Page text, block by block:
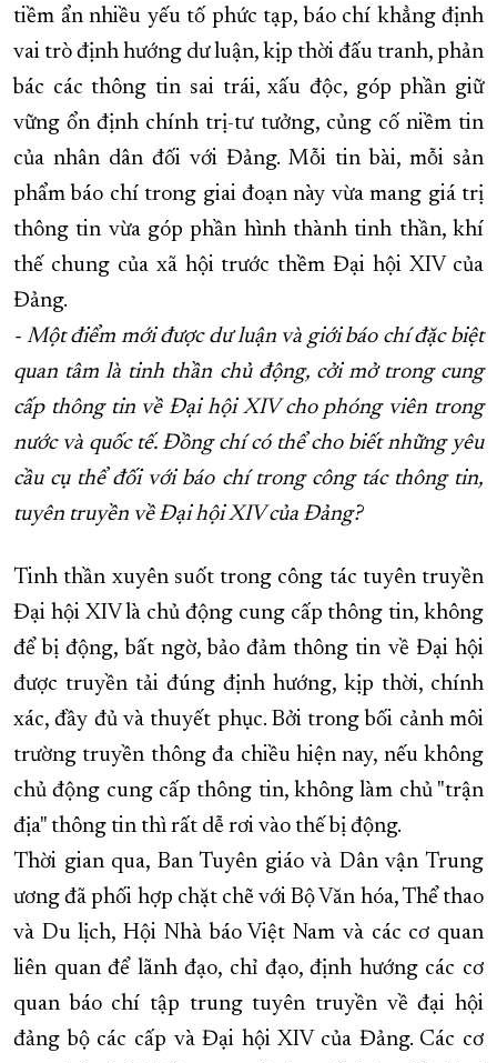
tiềm ẩn nhiều yếu tố phức tạp, báo chí khẳng định
vai trò định hướng dư luận, kịp thời đấu tranh, phản
bác các thông tin sai trái, xấu độc, góp phần giữ
vững ổn định chính trị-tư tưởng, củng cố niềm tin
của nhân dân đối với Đảng. Mỗi tin bài, mỗi sản
phẩm báo chí trong giai đoạn này vừa mang giá trị
thông tin vừa góp phần hình thành tinh thần, khí
thế chung của xã hội trước thềm Đại hội XIV của
Đảng.
- Một điểm mới được dư luận và giới báo chí đặc biệt
quan tâm là tinh thần chủ động, cởi mở trong cung
cấp thông tin về Đại hội XIV cho phóng viên trong
nước và quốc tế. Đồng chí có thể cho biết những yêu
cầu cụ thể đối với báo chí trong công tác thông tin,
tuyên truyền về Đại hội XIV của Đảng?
Tinh thần xuyên suốt trong công tác tuyên truyền
Đại hội XIV là chủ động cung cấp thông tin, không
để bị động, bất ngờ, bảo đảm thông tin về Đại hội
được truyền tải đúng định hướng, kịp thời, chính
xác, đầy đủ và thuyết phục. Bởi trong bối cảnh môi
trường truyền thông đa chiều hiện nay, nếu không
chủ động cung cấp thông tin, không làm chủ "trận
địa" thông tin thì rất dễ rơi vào thế bị động.
Thời gian qua, Ban Tuyên giáo và Dân vận Trung
ương đã phối hợp chặt chẽ với Bộ Văn hóa, Thể thao
và Du lịch, Hội Nhà báo Việt Nam và các cơ quan
liên quan để lãnh đạo, chỉ đạo, định hướng các cơ
quan báo chí tập trung tuyên truyền về đại hội
đảng bộ các cấp và Đại hội XIV của Đảng. Các cơ